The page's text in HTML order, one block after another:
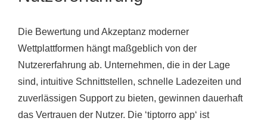
Die Bewertung und Akzeptanz moderner
Wettplattformen hängt maßgeblich von der
Nutzererfahrung ab. Unternehmen, die in der Lage
sind, intuitive Schnittstellen, schnelle Ladezeiten und
zuverlässigen Support zu bieten, gewinnen dauerhaft
das Vertrauen der Nutzer. Die ‘tiptorro app‘ ist